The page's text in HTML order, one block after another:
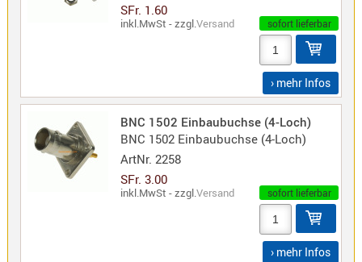
Nagoya
Sirio
Zubehör
Alinco
Kenwood
Standard
SFr. 1.60
inkl.MwSt - zzgl.Versand sofort lieferbar
› mehr Infos
BNC 1502 Einbaubuchse (4-Loch)
BNC 1502 Einbaubuchse (4-Loch)
ArtNr. 2258
SFr. 3.00
inkl.MwSt - zzgl.Versand sofort lieferbar
› mehr Infos